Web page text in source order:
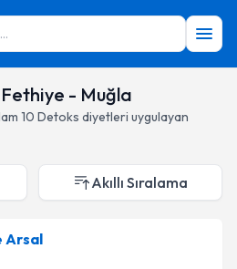
- Muğla
10 Detoks diyetleri uygulayan
Akıllı Sıralama
Arsal